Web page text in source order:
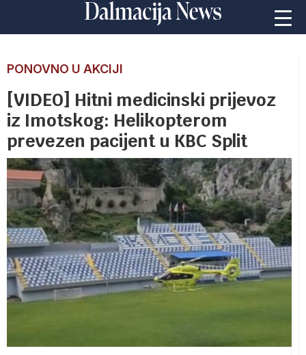
PONOVNO U AKCIJI
[VIDEO] Hitni medicinski prijevoz
iz Imotskog: Helikopterom
prevezen pacijent u KBC Split